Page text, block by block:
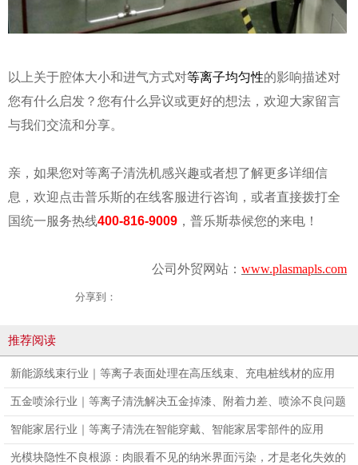
以上关于腔体大小和进气方式对等离子均匀性的影响描述对
您有什么启发？您有什么异议或更好的想法，欢迎大家留言
与我们交流和分享。
亲，如果您对等离子清洗机感兴趣或者想了解更多详细信
息，欢迎点击普乐斯的在线客服进行咨询，或者直接拨打全
国统一服务热线400-816-9009 ，普乐斯恭候您的来电！
公司外贸网站： www.plasmapls.com
分享到：
推荐阅读
新能源线束行业｜等离子表面处理在高压线束、充电桩线材的应用
五金喷涂行业｜等离子清洗解决五金掉漆、附着力差、喷涂不良问题
智能家居行业｜等离子清洗在智能穿戴、智能家居零部件的应用
光模块隐性不良根源：肉眼看不见的纳米界面污染，才是老化失效的